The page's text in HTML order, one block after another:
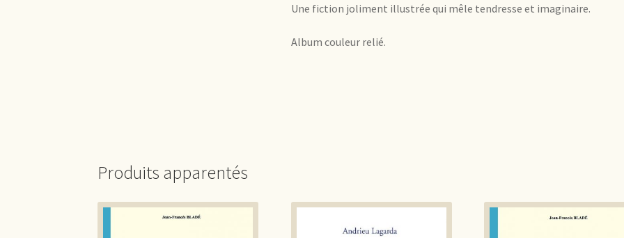
Une fiction joliment illustrée qui mêle tendresse et imaginaire.
Album couleur relié.
Produits apparentés